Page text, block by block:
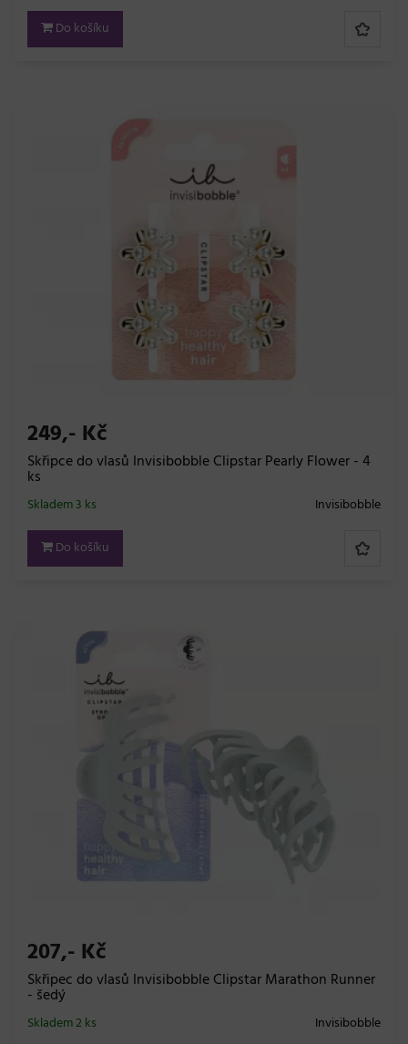
Do košíku
249,- Kč
Skřipce do vlasů Invisibobble Clipstar Pearly Flower - 4
ks
Invisibobble
Skladem 3 ks
Do košíku
207,- Kč
Skřipec do vlasů Invisibobble Clipstar Marathon Runner
- šedý
Invisibobble
Skladem 2 ks